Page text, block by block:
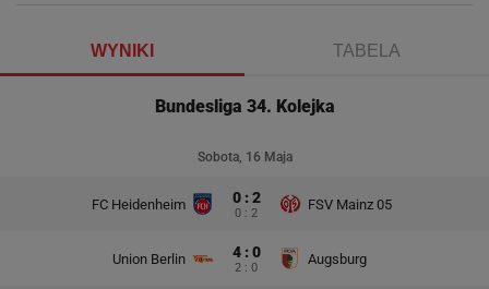
WYNIKI TABELA
Bundesliga 34. Kolejka
Sobota, 16 Maja
FC Heidenheim 0 : 2
0 : 2
FSV Mainz 05
Union Berlin 4 : 0
2 : 0
Augsburg